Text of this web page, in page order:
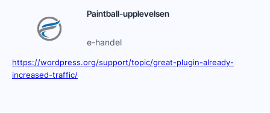
Paintball-upplevelsen
e-handel
https://wordpress.org/support/topic/great-plugin-already-
increased-traffic/